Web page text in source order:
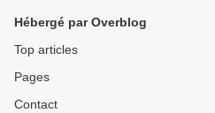
Hébergé par Overblog
Top articles
Pages
Contact